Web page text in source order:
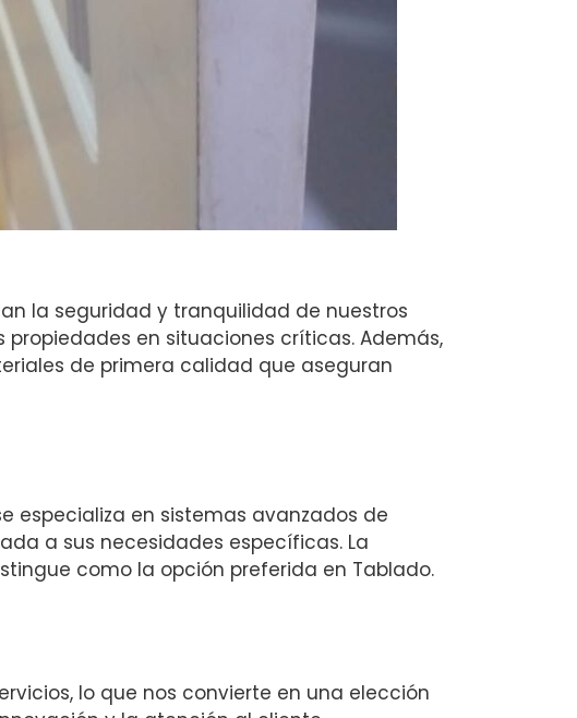
la seguridad y tranquilidad de nuestros
en situaciones críticas. Además,
de primera calidad que aseguran
especializa en sistemas avanzados de
a sus necesidades específicas. La
como la opción preferida en Tablado.
lo que nos convierte en una elección